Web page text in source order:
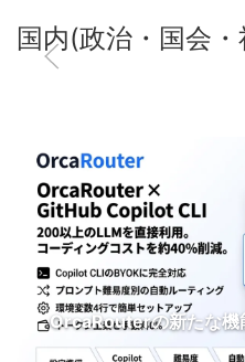
国内(政治・国会
OrcaRouterの新たな機